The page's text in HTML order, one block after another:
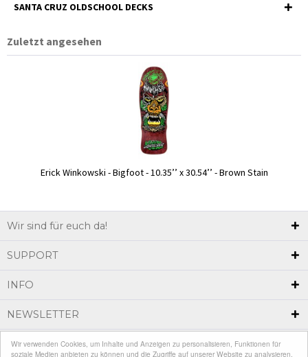
Wir verwenden Cookies, um Inhalte und Anzeigen zu personalisieren, Funktionen für
soziale Medien anbieten zu können und die Zugriffe auf unserer Website zu analysieren.
SANTA CRUZ OLDSCHOOL DECKS
Zuletzt angesehen
Erick Winkowski - Bigfoot - 10.35’’ x 30.54’’ - Brown Stain
Wir sind für euch da!
SUPPORT
INFO
NEWSLETTER
* Alle Preise inkl. gesetzl. Mehrwertsteuer zzgl.Versandkostenund ggf.